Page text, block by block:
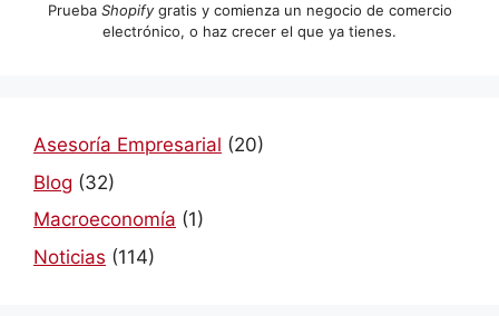
Prueba Shopifygratis y comienza un negocio de comercio
electrónico, o haz crecer el que ya tienes.
Asesoría Empresarial (20)
Blog (32)
Macroeconomía (1)
Noticias (114)